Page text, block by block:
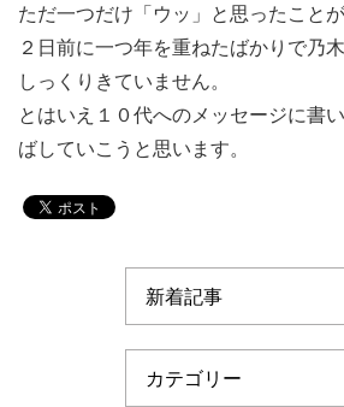
ただ一つだけ「ウッ」と思ったことが
２日前に一つ年を重ねたばかりで乃
しっくりきていません。
とはいえ１０代へのメッセージに書
ばしていこうと思います。